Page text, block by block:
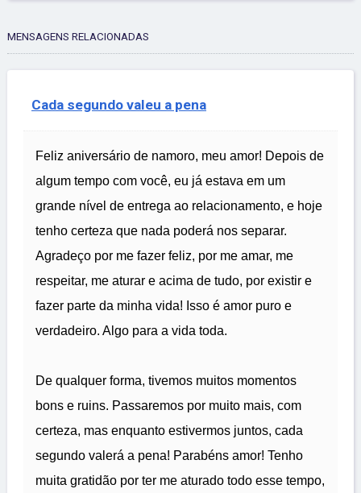
MENSAGENS RELACIONADAS
Cada segundo valeu a pena
Feliz aniversário de namoro, meu amor! Depois de
algum tempo com você, eu já estava em um
grande nível de entrega ao relacionamento, e hoje
tenho certeza que nada poderá nos separar.
Agradeço por me fazer feliz, por me amar, me
respeitar, me aturar e acima de tudo, por existir e
fazer parte da minha vida! Isso é amor puro e
verdadeiro. Algo para a vida toda.
De qualquer forma, tivemos muitos momentos
bons e ruins. Passaremos por muito mais, com
certeza, mas enquanto estivermos juntos, cada
segundo valerá a pena! Parabéns amor! Tenho
muita gratidão por ter me aturado todo esse tempo,